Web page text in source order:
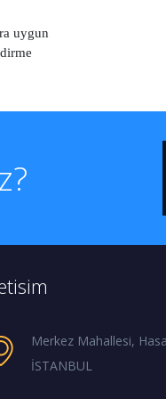
uygun
Merkez Mahallesi,
İSTANBUL